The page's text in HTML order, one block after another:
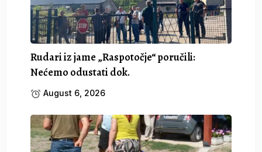
Rudari iz jame „Raspotočje“ poručili:
Nećemo odustati dok.
August 6, 2026